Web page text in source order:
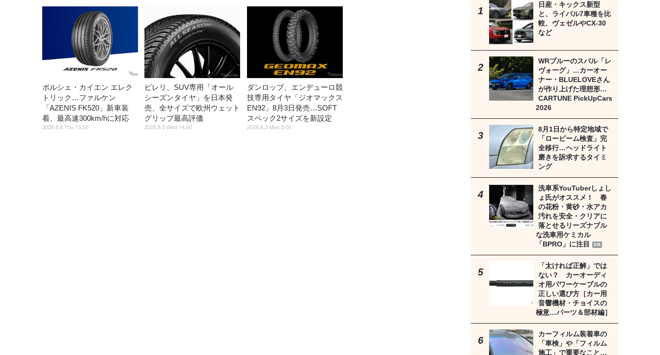
ポルシェ・カイエン エレク
トリック…ファルケン
「AZENIS FK520」新車装
着、最高速300km/hに対応
2026.8.6 Thu 13:00
ピレリ、SUV専用「オール
シーズンタイヤ」を日本発
売、全サイズで欧州ウェット
グリップ最高評価
2026.8.5 Wed 14:00
ダンロップ、エンデューロ競
技専用タイヤ「ジオマックス
EN92」8月3日発売…SOFT
スペック2サイズを新設定
2026.8.3 Mon 5:00
日産・キックス新型
と、ライバル7車種を比
較、ヴェゼルやCX-30
など
WRブルーのスバル「レ
ヴォーグ」…カーオー
ナー・BLUELOVEさん
が作り上げた理想形…
CARTUNE PickUpCars
2026
8月1日から特定地域で
「ロービーム検査」完
全移行…ヘッドライト
磨きを訴求するタイミ
ング
洗車系YouTuberしょし
ょ氏がオススメ！ 春
の花粉・黄砂・水アカ
汚れを安全・クリアに
落とせるリーズナブル
な洗車用ケミカル
「BPRO」に注目
PR
「太ければ正解」では
ない？ カーオーディ
オ用パワーケーブルの
正しい選び方［カー用
音響機材・チョイスの
極意…パーツ＆部材編］
カーフィルム装着車の
「車検」や「フィルム
施工」で重要なこと…